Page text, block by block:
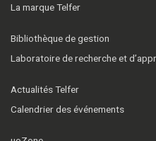
La marque Telfer
Bibliothèque de gestion
Laboratoire de recherche et
Actualités Telfer
Calendrier des événements